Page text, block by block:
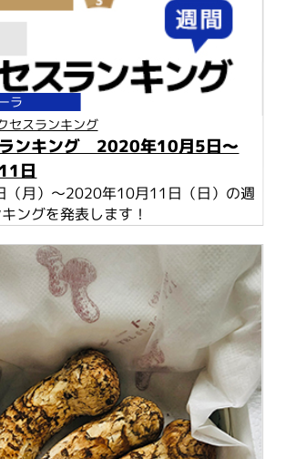
ラ
セスランキング
ンキング 2020年10月5日～
日
月）～2020年10月11日（日）の週
ングを発表します！